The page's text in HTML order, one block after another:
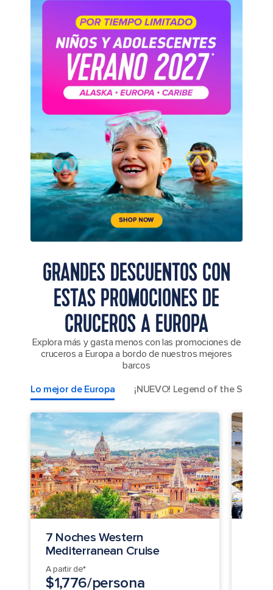
GRANDES DESCUENTOS CON
ESTAS PROMOCIONES DE
CRUCEROS A EUROPA
Explora más y gasta menos con las promociones de
cruceros a Europa a bordo de nuestros mejores
barcos
Lo mejor de Europa
¡NUEVO! Legend of the Seas
7 Noches Western
Mediterranean Cruise
A partir de*
$1,776/persona